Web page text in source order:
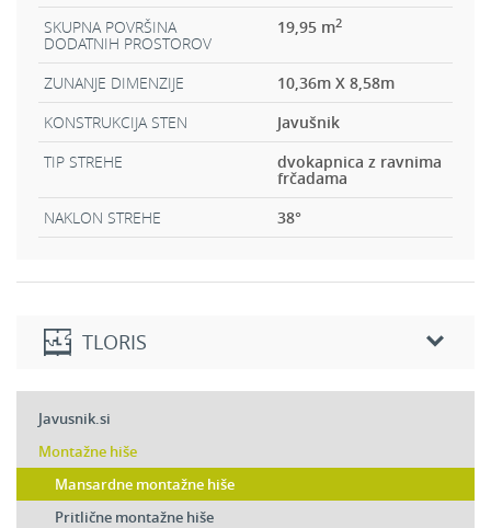
SKUPNA POVRŠINA
DODATNIH PROSTOROV
19,95 m2
ZUNANJE DIMENZIJE
10,36m X 8,58m
KONSTRUKCIJA STEN
Javušnik
TIP STREHE
dvokapnica z ravnima
frčadama
NAKLON STREHE
38°
TLORIS
Dnevni prostor:
Kuhinja:
Jedilnica:
Javusnik.si
Montažne hiše
Mansardne montažne hiše
Pritlične montažne hiše